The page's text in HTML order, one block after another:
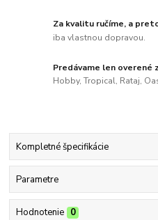
Za kvalitu ručíme, a
iba vlastnou dopravou.
Predávame len overené
Hobby, Tropical, Rataj,
Kompletné špecifikácie
Parametre
Hodnotenie 0